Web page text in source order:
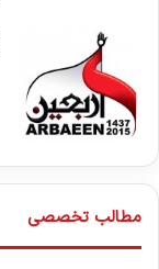
مطالب تخصصی